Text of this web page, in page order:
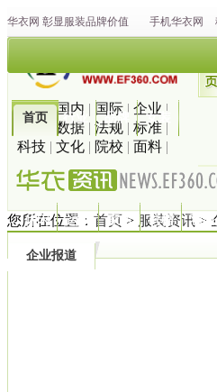
华衣网 彰显服装品牌价值 手机华衣网
首页 行业 品牌 女装
休闲 运动 家纺 鞋帽 羽
最新|国内 | 国际 | 企业 |
市场| 数据 | 法规 | 标准 |
科技 | 文化 | 院校 | 面料 |
您所在位置： 首页 > 服装资讯 >
企业报道